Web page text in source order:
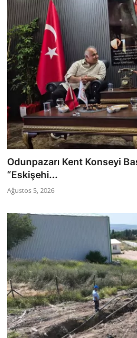
Odunpazarı Kent Konseyi
“Eskişehi...
Ağustos 5, 2026